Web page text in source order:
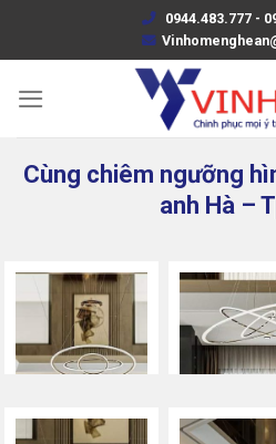
0944.483.777 -
Cùng chiêm ngưỡng
anh Hà –